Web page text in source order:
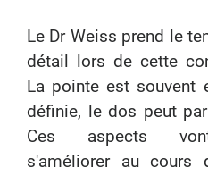
Le Dr Weiss prend le
détail lors de cette
La pointe est souvent
définie, le dos peut
Ces aspects vont
s'améliorer au cours